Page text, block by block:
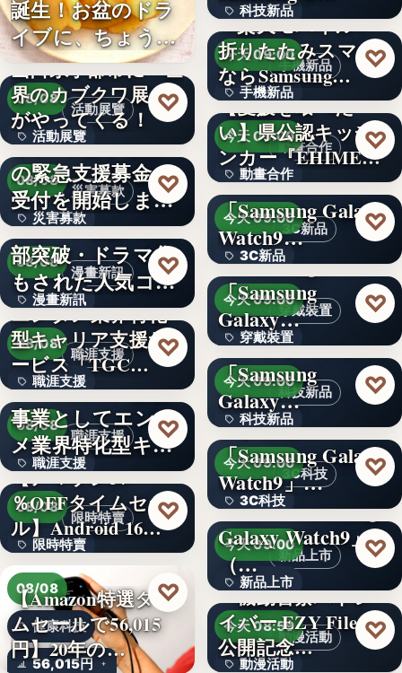
誕生！お盆のドラ
イブに、ちょうど
いい。「…
活動展覽
08/08
活動展覽
60
山口県宇部市に『世
界のカブクワ展』
がやってくる！
♡
災害募款
08/08
災害募款
文字
令和8年熊本地震へ
の緊急支援募金の
受付を開始しまし
た
♡
漫畫新訊
08/08
漫畫新訊
文字
シリーズ累計40万
部突破・ドラマ化
もされた人気コミ
ック！…
♡
職涯支援
08/08
職涯支援
330,000
エンタメ業界特化
型キャリア支援サ
ービス「TGC…
♡
職涯支援
08/08
職涯支援
文字
W TOKYO、新規
事業としてエンタ
メ業界特化型キャ
リア…
♡
限時特賣
08/08
限時特賣
15,800円
【アマゾン37
％OFFタイムセー
ル】Android 16…
♡
08/08
健康科技
56,015円
【Amazon特選タイ
ムセールで56,015
円】20年の…
♡
科技新品
文字
手機新品
今天 09:00
手機新品
4.1
＜楽天モバイル＞
折りたたみスマホ
ならSamsung…
♡
動畫合作
今天 09:00
動畫合作
108
【愛媛を喰べた
い】県公認キッチ
ンカー『EHIMEみ
きゃん…
♡
3C新品
今天 09:00
3C新品
文字
＜OPEN＞
「Samsung Galaxy
Watch9…
♡
穿戴裝置
今天 09:00
穿戴裝置
文字
＜Samsung＞
「Samsung
Galaxy…
♡
科技新品
今天 09:00
科技新品
文字
＜ソフトバンク＞
「Samsung
Galaxy…
♡
3C科技
今天 09:00
3C科技
文字
＜ドコモ＞
「Samsung Galaxy
Watch9」…
♡
新品上市
今天 09:00
新品上市
文字
＜au＞「Samsung
Galaxy Watch9」
（…
♡
動漫活動
今天 08:59
動漫活動
『機動警察パトレ
イバー EZY File 2』
公開記念…
♡